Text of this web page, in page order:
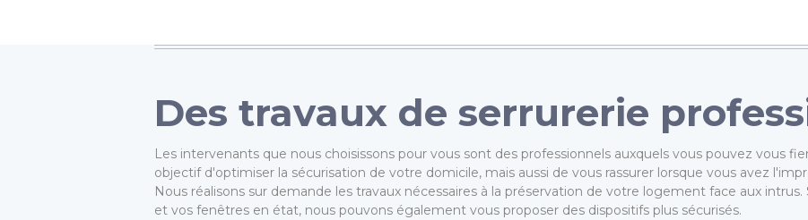
Des travaux de serrurerie
Les intervenants que nous choisissons pour vous sont des professionnels auxquels vous pouvez vous
objectif d'optimiser la sécurisation de votre domicile, mais aussi de vous rassurer lorsque vous avez
Nous réalisons sur demande les travaux nécessaires à la préservation de votre logement face aux
et vos fenêtres en état, nous pouvons également vous proposer des dispositifs plus sécurisés.